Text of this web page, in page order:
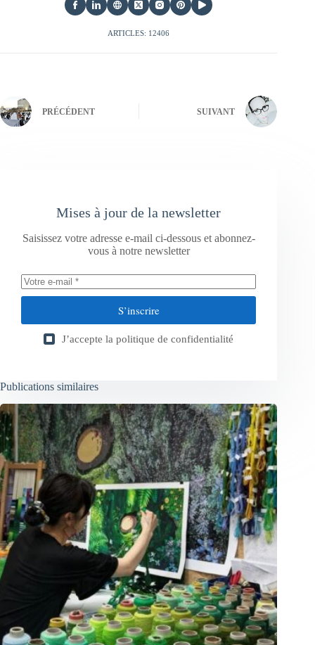
ARTICLES: 12406
PRÉCÉDENT SUIVANT
Mises à jour de la newsletter
Saisissez votre adresse e-mail ci-dessous et abonnez-
vous à notre newsletter
S’inscrire
J’accepte la politique de confidentialité
Publications similaires